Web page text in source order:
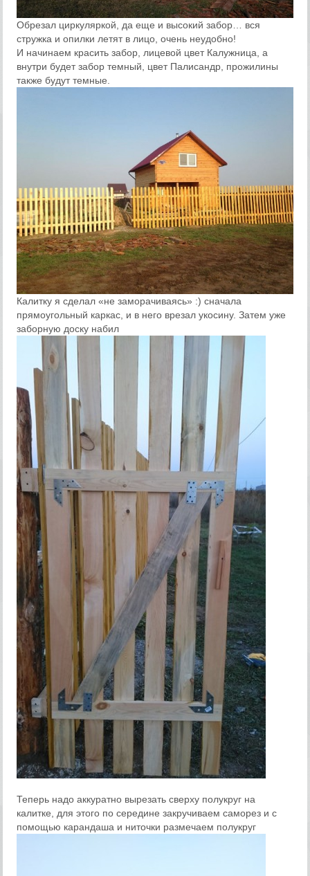
Обрезал циркуляркой, да еще и высокий забор… вся
стружка и опилки летят в лицо, очень неудобно!
И начинаем красить забор, лицевой цвет Калужница, а
внутри будет забор темный, цвет Палисандр, прожилины
также будут темные.
Калитку я сделал «не заморачиваясь» :) сначала
прямоугольный каркас, и в него врезал укосину. Затем уже
заборную доску набил
Теперь надо аккуратно вырезать сверху полукруг на
калитке, для этого по середине закручиваем саморез и с
помощью карандаша и ниточки размечаем полукруг